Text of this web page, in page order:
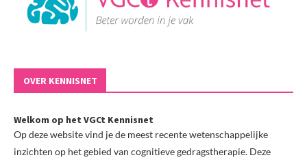
OVER KENNISNET
Welkom op het VGCt Kennisnet
Op deze website vind je de meest recente wetenschappelijke
inzichten op het gebied van cognitieve gedragstherapie. Deze